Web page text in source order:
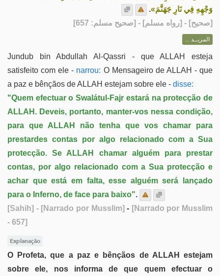
وَجْهِهِ فِي نَارِ جَهَنَّمَ».
[صحيح] - [رواه مسلم] - [صحيح مسلم: 657]
المزيــد ...
Jundub bin Abdullah Al-Qassri - que ALLAH esteja
satisfeito com ele - narrou: O Mensageiro de ALLAH - que
a paz e bênçãos de ALLAH estejam sobre ele - disse:
"Quem efectuar o Swalátul-Fajr estará na protecção de
ALLAH. Deveis, portanto, manter-vos nessa condição,
para que ALLAH não tenha que vos chamar para
prestardes contas por algo relacionado com a Sua
protecção. Se ALLAH chamar alguém para prestar
contas, por algo relacionado com a Sua protecção e
achar que está em falta, esse alguém será lançado
para o Inferno, de face para baixo".
[Sahih] - [Narrado por Musslim] - [Narrado por Musslim
- 657]
Explanação
O Profeta, que a paz e bênçãos de ALLAH estejam
sobre ele, nos informa de que quem efectuar o